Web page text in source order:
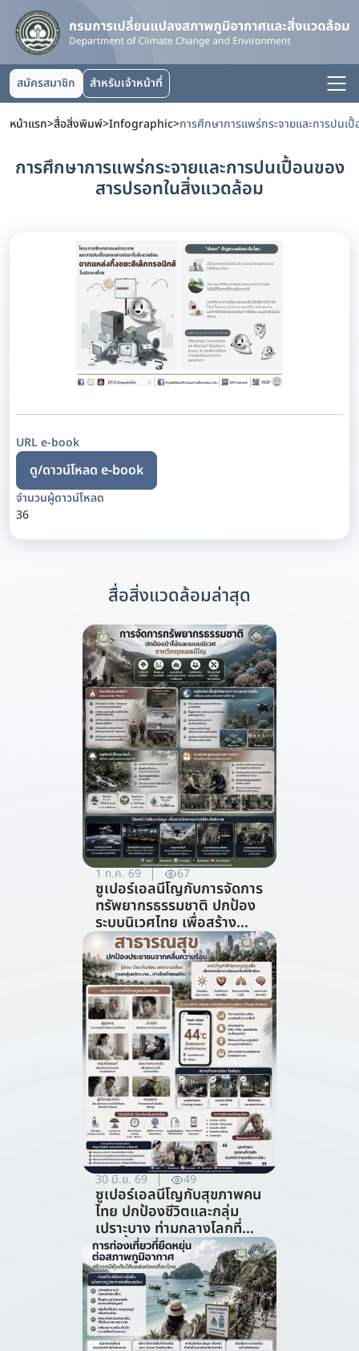
สมัครสมาชิก สำหรับเจ้าหน้าที่
หน้าแรก>สื่อสิ่งพิมพ์>Infographic>
การศึกษาการแพร่กระจายและการปนเปื้อนของ
สารปรอทในสิ่งแวดล้อม
URL e-book
ดู/ดาวน์โหลด e-book
จำนวนผู้ดาวน์โหลด
36
สื่อสิ่งแวดล้อมล่าสุด
1 ก.ค. 69 67
ซูเปอร์เอลนีโญกับการจัดการ
ทรัพยากรธรรมชาติ ปกป้อง
ระบบนิเวศไทย เพื่อสร้าง
ภูมิคุ้มกันต่อวิกฤตภูมิอากาศ
(สาขาการจัดการ
ทรัพยากรธรรมชาติ)
30 มิ.ย. 69 49
ซูเปอร์เอลนีโญกับสุขภาพคน
ไทย ปกป้องชีวิตและกลุ่ม
เปราะบาง ท่ามกลางโลกที่
ร้อนขึ้น (สาขาสาธารณสุข)